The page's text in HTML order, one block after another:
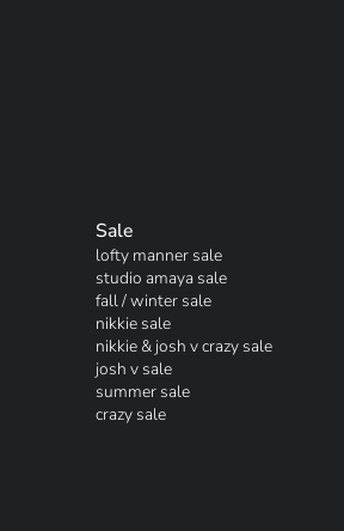
Sale
lofty manner sale
studio amaya sale
fall / winter sale
nikkie sale
nikkie & josh v crazy sale
josh v sale
summer sale
crazy sale